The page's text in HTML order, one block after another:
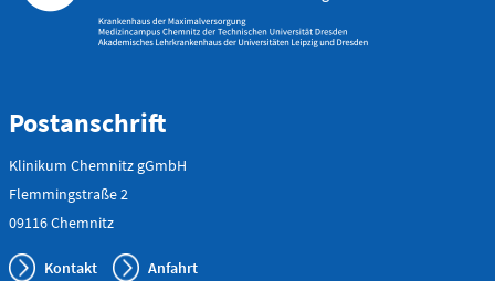
Postanschrift
Klinikum Chemnitz gGmbH
Flemmingstraße 2
09116 Chemnitz
Kontakt Anfahrt